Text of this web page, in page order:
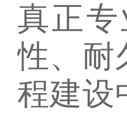
真正
性、耐
程建设